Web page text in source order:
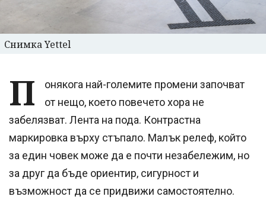
Снимка Yettel
П
онякога най-големите промени започват
от нещо, което повечето хора не
забелязват. Лента на пода. Контрастна
маркировка върху стъпало. Малък релеф, който
за един човек може да е почти незабележим, но
за друг да бъде ориентир, сигурност и
възможност да се придвижи самостоятелно.